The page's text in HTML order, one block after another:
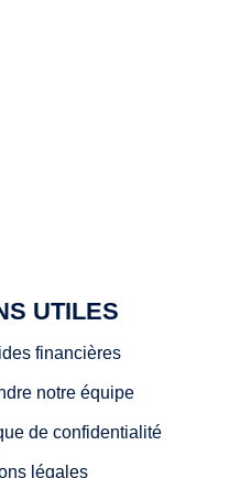
UTILES
financières
notre équipe
de confidentialité
légales